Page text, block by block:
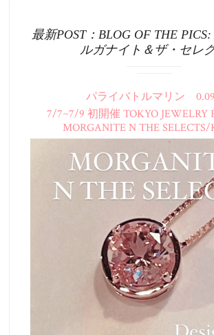
最新POST：BLOG OF THE
ルガナイト＆ザ・セレ
パライバトルマリン
7/7~7/9 初開催 TOKYO JEWELRY
MORGANITE N THE SELECTS/